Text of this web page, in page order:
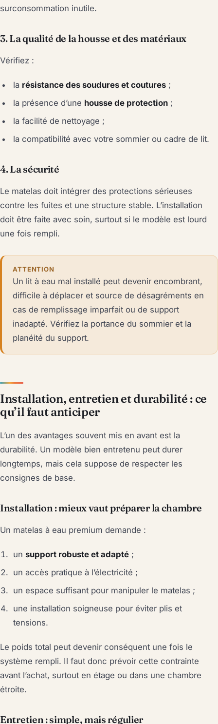
surconsommation inutile.
3. La qualité de la housse et des matériaux
Vérifiez :
la résistance des soudures et coutures ;
la présence d’une housse de protection ;
la facilité de nettoyage ;
la compatibilité avec votre sommier ou cadre de lit.
4. La sécurité
Le matelas doit intégrer des protections sérieuses
contre les fuites et une structure stable. L’installation
doit être faite avec soin, surtout si le modèle est lourd
une fois rempli.
ATTENTION
Un lit à eau mal installé peut devenir encombrant,
difficile à déplacer et source de désagréments en
cas de remplissage imparfait ou de support
inadapté. Vérifiez la portance du sommier et la
planéité du support.
Installation, entretien et durabilité : ce
qu’il faut anticiper
L’un des avantages souvent mis en avant est la
durabilité. Un modèle bien entretenu peut durer
longtemps, mais cela suppose de respecter les
consignes de base.
Installation : mieux vaut préparer la chambre
Un matelas à eau premium demande :
unsupport robuste et adapté ;
un accès pratique à l’électricité ;
un espace suffisant pour manipuler le matelas ;
une installation soigneuse pour éviter plis et
tensions.
Le poids total peut devenir conséquent une fois le
système rempli. Il faut donc prévoir cette contrainte
avant l’achat, surtout en étage ou dans une chambre
étroite.
Entretien : simple, mais régulier